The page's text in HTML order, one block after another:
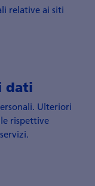
relative ai siti
dati
Ulteriori
rispettive